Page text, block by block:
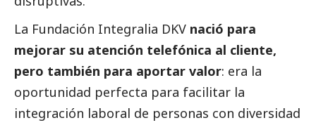
La Fundación Integralia DKV nació para
mejorar su atención telefónica al cliente,
pero también para aportar valor: era la
oportunidad perfecta para facilitar la
integración laboral de personas con diversidad